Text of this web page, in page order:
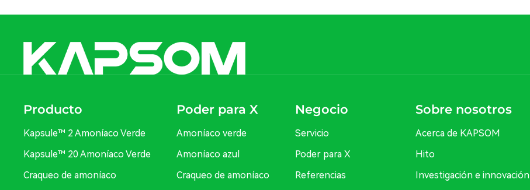
Producto
Kapsule™ 2 Amoníaco Verde
Kapsule™ 20 Amoníaco Verde
Craqueo de amoníaco
Poder para X
Amoníaco verde
Amoníaco azul
Craqueo de amoníaco
Negocio
Servicio
Poder para X
Referencias
Sobre nosotros
Acerca de KAPSOM
Hito
Investigación e innovación